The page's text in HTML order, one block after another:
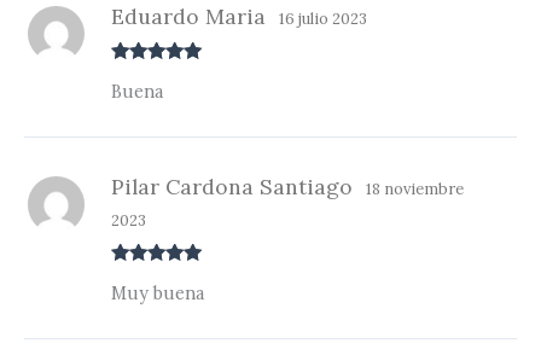
con5de 5
Eduardo Maria 16 julio 2023
Buena
con5 de 5
Pilar Cardona Santiago
18 noviembre
2023
Muy buena